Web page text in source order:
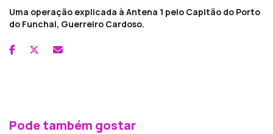
Uma operação explicada à Antena 1 pelo Capitão do Porto
do Funchal, Guerreiro Cardoso.
Pode também gostar